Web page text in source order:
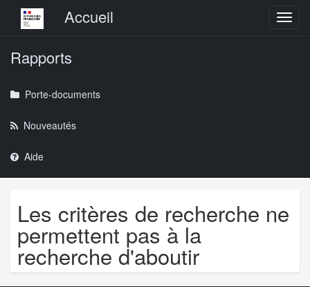
Menu principalAccueil
Rapports
Porte-documents
Nouveautés
Aide
Les critères de recherche ne
permettent pas à la
recherche d'aboutir